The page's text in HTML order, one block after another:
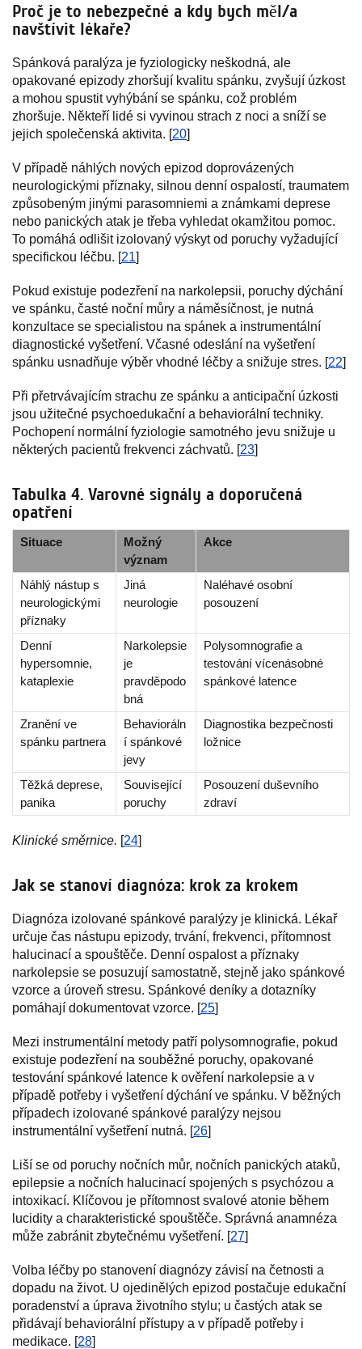
Proč je to nebezpečné a kdy bych měl/a
navštívit lékaře?
Spánková paralýza je fyziologicky neškodná, ale
opakované epizody zhoršují kvalitu spánku, zvyšují úzkost
a mohou spustit vyhýbání se spánku, což problém
zhoršuje. Někteří lidé si vyvinou strach z noci a sníží se
jejich společenská aktivita. [20]
V případě náhlých nových epizod doprovázených
neurologickými příznaky, silnou denní ospalostí, traumatem
způsobeným jinými parasomniemi a známkami deprese
nebo panických atak je třeba vyhledat okamžitou pomoc.
To pomáhá odlišit izolovaný výskyt od poruchy vyžadující
specifickou léčbu. [21]
Pokud existuje podezření na narkolepsii, poruchy dýchání
ve spánku, časté noční můry a náměsíčnost, je nutná
konzultace se specialistou na spánek a instrumentální
diagnostické vyšetření. Včasné odeslání na vyšetření
spánku usnadňuje výběr vhodné léčby a snižuje stres. [22]
Při přetrvávajícím strachu ze spánku a anticipační úzkosti
jsou užitečné psychoedukační a behaviorální techniky.
Pochopení normální fyziologie samotného jevu snižuje u
některých pacientů frekvenci záchvatů. [23]
Tabulka 4. Varovné signály a doporučená
opatření
Situace
Možný
význam
Akce
Náhlý nástup s
neurologickými
příznaky
Jiná
neurologie
Naléhavé osobní
posouzení
Denní
hypersomnie,
kataplexie
Narkolepsie
je
pravděpodo
bná
Polysomnografie a
testování vícenásobné
spánkové latence
Zranění ve
spánku partnera
Behavioráln
í spánkové
jevy
Diagnostika bezpečnosti
ložnice
Těžká deprese,
panika
Související
poruchy
Posouzení duševního
zdraví
Klinické směrnice. [24]
Jak se stanoví diagnóza: krok za krokem
Diagnóza izolované spánkové paralýzy je klinická. Lékař
určuje čas nástupu epizody, trvání, frekvenci, přítomnost
halucinací a spouštěče. Denní ospalost a příznaky
narkolepsie se posuzují samostatně, stejně jako spánkové
vzorce a úroveň stresu. Spánkové deníky a dotazníky
pomáhají dokumentovat vzorce. [25]
Mezi instrumentální metody patří polysomnografie, pokud
existuje podezření na souběžné poruchy, opakované
testování spánkové latence k ověření narkolepsie a v
případě potřeby i vyšetření dýchání ve spánku. V běžných
případech izolované spánkové paralýzy nejsou
instrumentální vyšetření nutná. [26]
Liší se od poruchy nočních můr, nočních panických ataků,
epilepsie a nočních halucinací spojených s psychózou a
intoxikací. Klíčovou je přítomnost svalové atonie během
lucidity a charakteristické spouštěče. Správná anamnéza
může zabránit zbytečnému vyšetření. [27]
Volba léčby po stanovení diagnózy závisí na četnosti a
dopadu na život. U ojedinělých epizod postačuje edukační
poradenství a úprava životního stylu; u častých atak se
přidávají behaviorální přístupy a v případě potřeby i
medikace. [28]